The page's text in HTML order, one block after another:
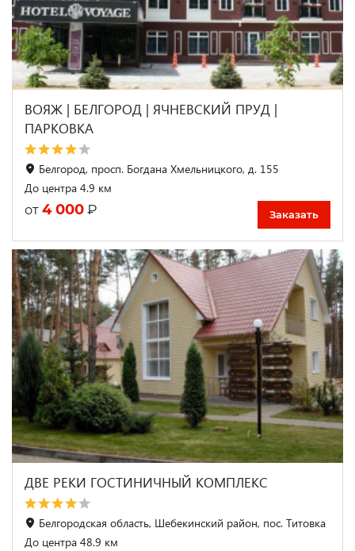
ВОЯЖ | БЕЛГОРОД | ЯЧНЕВСКИЙ ПРУД |
ПАРКОВКА
Белгород, просп. Богдана Хмельницкого, д. 155
До центра 4.9 км
от 4 000 ₽ Заказать
ДВЕ РЕКИ ГОСТИНИЧНЫЙ КОМПЛЕКС
Белгородская область, Шебекинский район, пос. Титовка
До центра 48.9 км